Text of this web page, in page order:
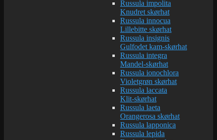
Russula impolita
Knudret skørhat
Russula innocua
Lillebitte skørhat
Russula insignis
Gulfodet kam-skørhat
Russula integra
Mandel-skørhat
Russula ionochlora
Violetgrøn skørhat
Russula laccata
Klit-skørhat
Russula laeta
Orangerosa skørhat
Russula lapponica
Russula lepida